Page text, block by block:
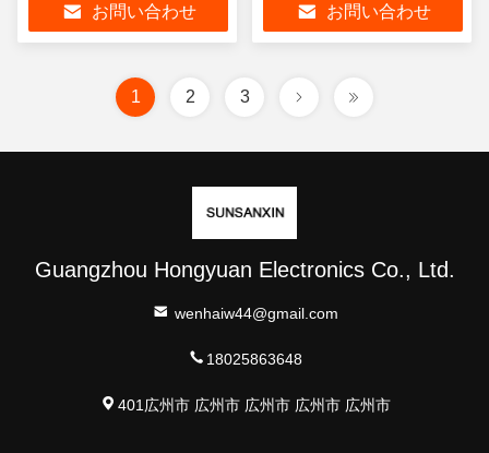
クリーン 8GBお問い合わせ
ボード
お問い合わせ
1 2 3
Guangzhou Hongyuan Electronics Co., Ltd.
wenhaiw44@gmail.com
18025863648
401広州市 広州市 広州市 広州市 広州市